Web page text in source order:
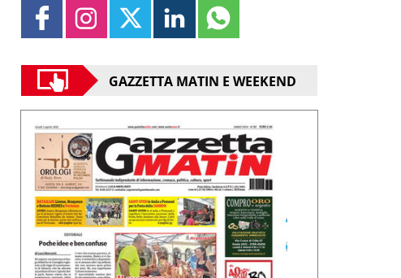
GAZZETTA MATIN E WEEKEND